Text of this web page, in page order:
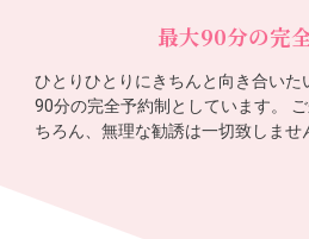
最大90分の完
ひとりひとりにきちんと向き合い
90分の完全予約制としています。
ちろん、無理な勧誘は一切致しませ